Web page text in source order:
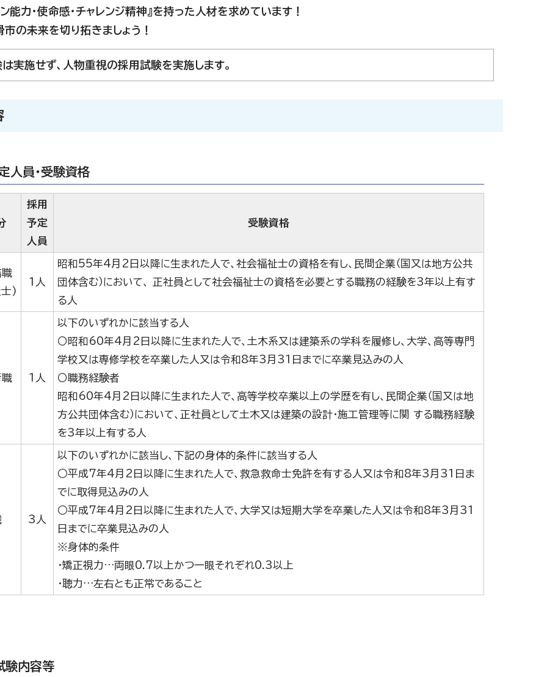
能力・使命感・チャレンジ精神』を持った人材を求めています！
市の未来を切り拓きましょう！
実施せず、人物重視の採用試験を実施します。
人員・受験資格
採用
予定
人員
受験資格
)
1人
昭和55年4月2日以降に生まれた人で、社会福祉士の資格を有し、民間企業（国又は地方公共
団体含む）において、 正社員として社会福祉士の資格を必要とする職務の経験を3年以上有す
る人
1人
以下のいずれかに該当する人
〇昭和60年4月2日以降に生まれた人で、土木系又は建築系の学科を履修し、大学、高等専門
学校又は専修学校を卒業した人又は令和8年3月31日までに卒業見込みの人
〇職務経験者
昭和60年4月2日以降に生まれた人で、高等学校卒業以上の学歴を有し、民間企業（国又は地
方公共団体含む）において、正社員として土木又は建築の設計・施工管理等に関 する職務経験
を3年以上有する人
3人
以下のいずれかに該当し、下記の身体的条件に該当する人
○平成7年4月2日以降に生まれた人で、救急救命士免許を有する人又は令和8年3月31日ま
でに取得見込みの人
○平成7年4月2日以降に生まれた人で、大学又は短期大学を卒業した人又は令和8年3月31
日までに卒業見込みの人
※身体的条件
・矯正視力…両眼0.7以上かつ一眼それぞれ0.3以上
・聴力…左右とも正常であること
験内容等